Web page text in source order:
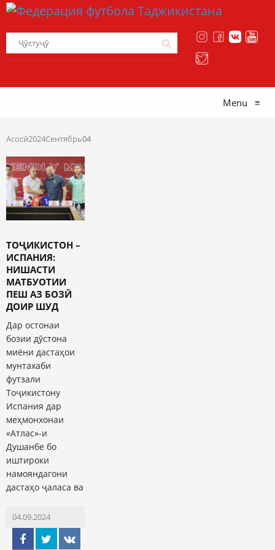
Menu ≡
Асосӣ2024Сентябрь04
ТОҶИКИСТОН –
ИСПАНИЯ:
НИШАСТИ
МАТБУОТИИ
ПЕШ АЗ БОЗӢ
ДОИР ШУД
Дар остонаи
бозии дӯстона
миёни дастаҳои
мунтахаби
футзали
Тоҷикистону
Испания дар
меҳмонхонаи
«Атлас»-и
Душанбе бо
иштироки
намояндагони
дастаҳо ҷаласа ва
04.09.2024